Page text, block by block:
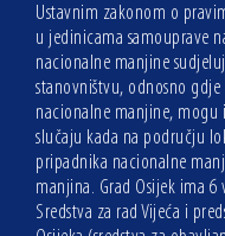
Ustavnim zakonom o
u jedinicama samouprave
nacionalne manjine
stanovništvu, odnosno
nacionalne manjine, mogu
slučaju kada na području
pripadnika nacionalne
manjina. Grad Osijek ima 6
Sredstva za rad Vijeća i